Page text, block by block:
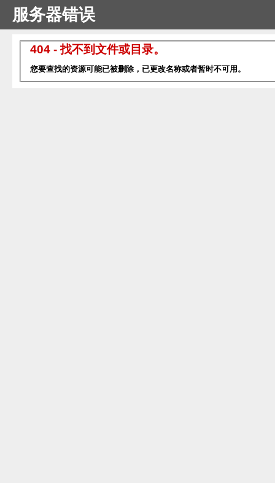
服务器错误
404 - 找不到文件或目录。
您要查找的资源可能已被删除，已更改名称或者暂时不可用。